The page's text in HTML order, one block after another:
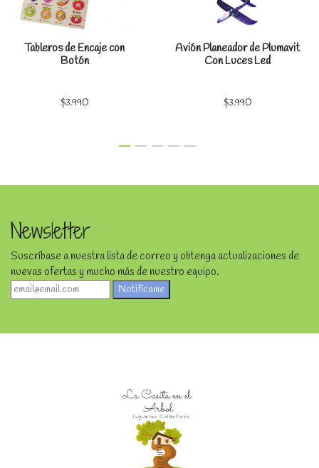
Tableros de Encaje con
Botón
$3.990
Avión Planeador de Plumavit
Con Luces Led
$3.990
Newsletter
Suscríbase a nuestra lista de correo y obtenga actualizaciones de
nuevas ofertas y mucho más de nuestro equipo.
Notifícame